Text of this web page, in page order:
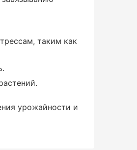
таким как
урожайности и